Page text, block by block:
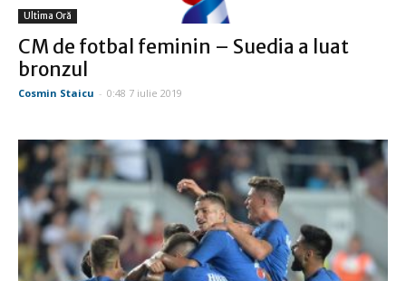
Ultima Oră
CM de fotbal feminin – Suedia a luat
bronzul
Cosmin Staicu - 0:48 7 iulie 2019